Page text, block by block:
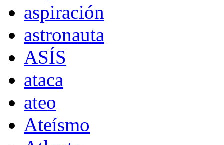
aspiración
astronauta
ASÍS
ataca
ateo
Ateísmo